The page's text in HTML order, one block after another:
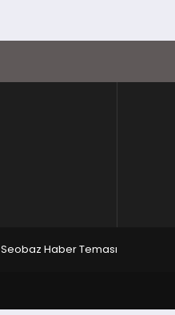
Seobaz Haber Teması